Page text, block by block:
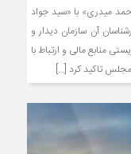
میدری» با «سید جواد
آن سازمان دیدار و
منابع مالی و ارتباط با
مجلس تاکید کرد […]